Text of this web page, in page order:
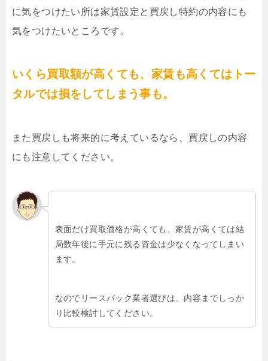
に気をつけたい所は家賃設定と買戻し特約の内容にも
気をつけたいところです。
いくら買取額が高くても、家賃も高くてはトー
タルでは損をしてしまう事も。
また買戻しも将来的に考えているなら、買戻しの内容
にも注意してください。
表面だけ買取価格が高くても、家賃が高くては結
局数年後に手元に残る資金は少なくなってしまい
ます。
なのでリースバック業者選びは、内容までしっか
り比較検討してください。